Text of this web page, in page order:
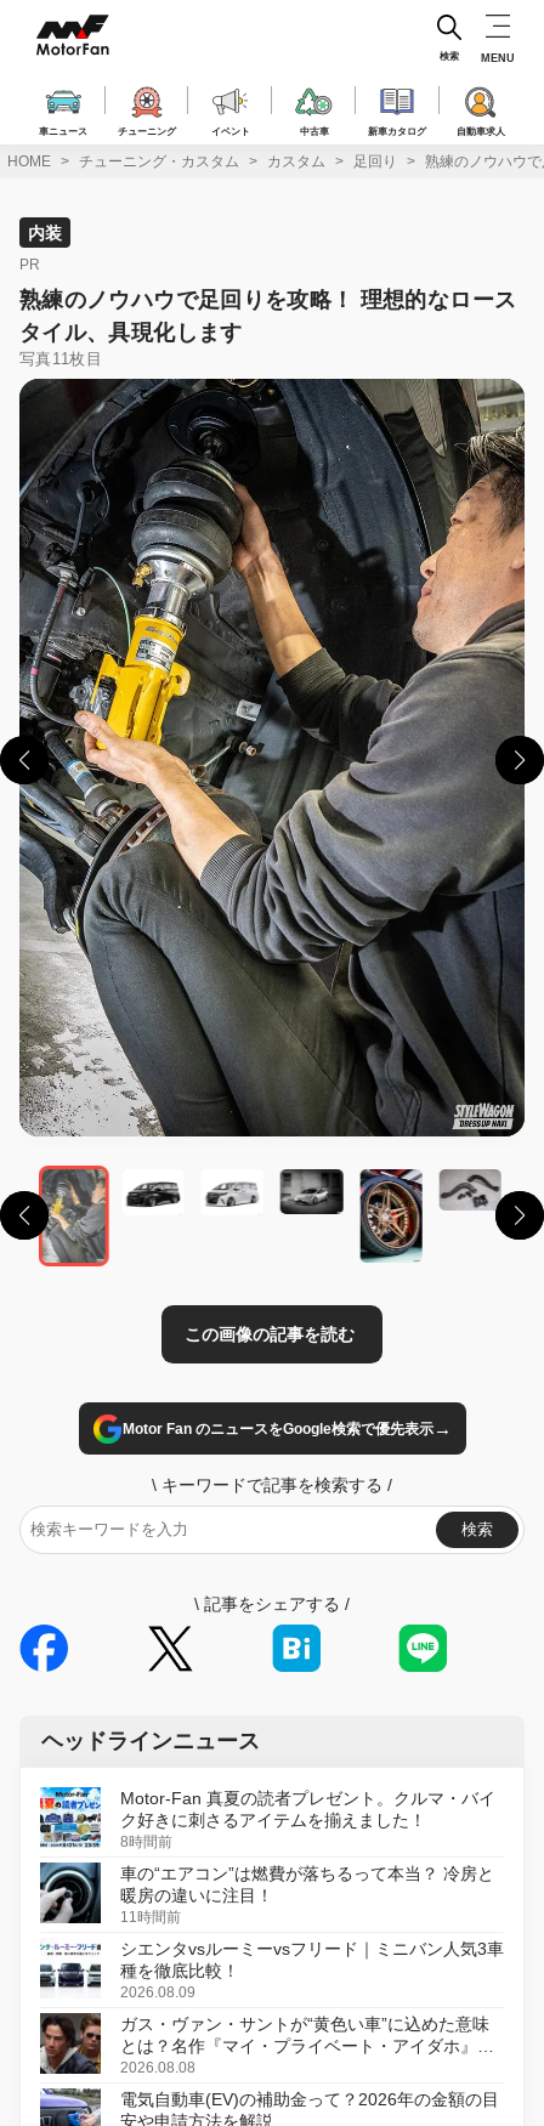
ス
車ニュース チューニング イベント 中古車 新車カタログ 自動車求人
検索 MENU
HOME チューニング・カスタム カスタム 足回り 熟練のノウハウ
内装
PR
熟練のノウハウで足回りを攻略！ 理想的なロース
タイル、具現化します
写真11枚目
この画像の記事を読む
Motor Fan のニュースをGoogle検索で優先表示→
\ キーワードで記事を検索する /
検索
\ 記事をシェアする /
ヘッドラインニュース
Motor-Fan 真夏の読者プレゼント。クルマ・バイ
ク好きに刺さるアイテムを揃えました！
8時間前
車の“エアコン”は燃費が落ちるって本当？ 冷房と
暖房の違いに注目！
11時間前
シエンタvsルーミーvsフリード｜ミニバン人気3車
種を徹底比較！
2026.08.09
ガス・ヴァン・サントが“黄色い車”に込めた意味
とは？名作『マイ・プライベート・アイダホ』が
初のデジタルリマスター版で復活
2026.08.08
電気自動車(EV)の補助金って？2026年の金額の目
安や申請方法を解説